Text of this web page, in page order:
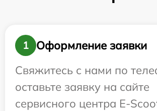
1
Оформление заявки
Свяжитесь с нами по
оставьте заявку на сайте
сервисного центра E-